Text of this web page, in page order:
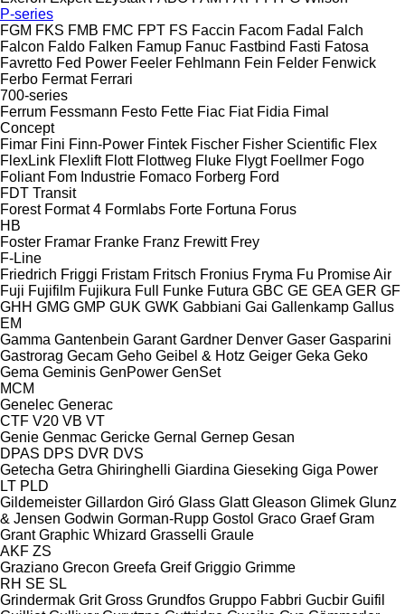
P-series
FGM FKS FMB FMC FPT FS Faccin Facom Fadal
Falch
Falcon Faldo Falken Famup Fanuc Fastbind Fasti Fatosa
Favretto Fed Power Feeler Fehlmann Fein Felder Fenwick
Ferbo Fermat Ferrari
700-series
Ferrum Fessmann Festo Fette Fiac Fiat Fidia Fimal
Concept
Fimar Fini Finn-Power Fintek Fischer Fisher Scientific Flex
FlexLink Flexlift Flott Flottweg Fluke Flygt Foellmer Fogo
Foliant Fom Industrie Fomaco Forberg Ford
FDT Transit
Forest Format 4 Formlabs Forte Fortuna Forus
HB
Foster Framar Franke Franz Frewitt Frey
F-Line
Friedrich Friggi Fristam Fritsch Fronius Fryma Fu Promise Air
Fuji Fujifilm Fujikura Full Funke Futura GBC GE GEA GER GF
GHH GMG GMP GUK GWK Gabbiani Gai Gallenkamp Gallus
EM
Gamma Gantenbein Garant Gardner Denver Gaser Gasparini
Gastrorag Gecam Geho Geibel & Hotz Geiger Geka Geko
Gema Geminis GenPower GenSet
MCM
Genelec Generac
CTF V20 VB VT
Genie Genmac Gericke Gernal Gernep Gesan
DPAS DPS DVR DVS
Getecha Getra Ghiringhelli Giardina Gieseking Giga Power
LT PLD
Gildemeister Gillardon Giró Glass Glatt Gleason Glimek Glunz
& Jensen Godwin Gorman-Rupp Gostol Graco Graef Gram
Grant Graphic Whizard Grasselli Graule
AKF ZS
Graziano Grecon Greefa Greif Griggio Grimme
RH SE SL
Grindermak Grit Gross Grundfos Gruppo Fabbri Gucbir Guifil